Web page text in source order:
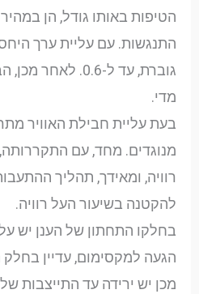
הטיפות באותו גודל, הן
גוברת, עד ל-0.6.
מדי.
בעת עליית חבילת האוויר
מנוגדים. מחד, עם
רוויה, ומאידך, תהליך
להקטנה בשיעור העל רוויה.
בחלקו התחתון של הענן יש
הגעה למקסימום, עדיין
מכן יש ירידה עד התייצבות